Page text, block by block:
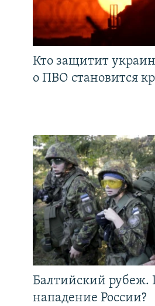
Кто защитит
о ПВО становится
Балтийский рубеж.
нападение России?